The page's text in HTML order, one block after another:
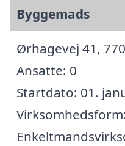
Byggemads
Ørhagevej 41,
Ansatte: 0
Startdato: 01.
Virksomhedsform: